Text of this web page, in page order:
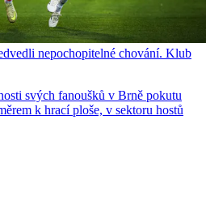
nepochopitelné chování. Klub
svých fanoušků v Brně pokutu
k hrací ploše, v sektoru hostů